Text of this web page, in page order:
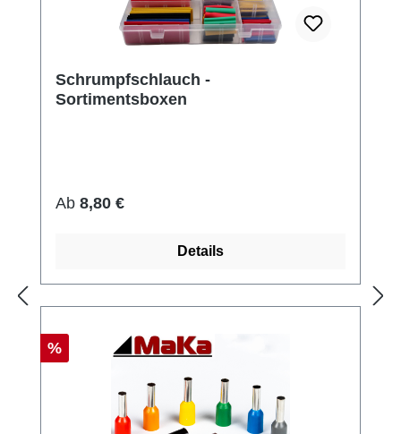
Schrumpfschlauch -
Sortimentsboxen
Regulärer Preis:
Ab 8,80 €
Details
Rabatt
%